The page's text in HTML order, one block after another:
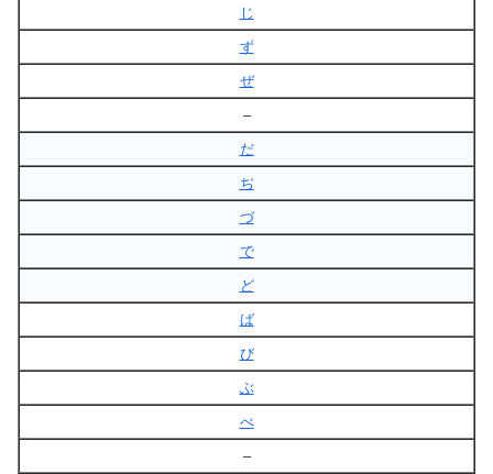
じ
ず
ぜ
–
だ
ぢ
づ
で
ど
ば
び
ぶ
べ
–